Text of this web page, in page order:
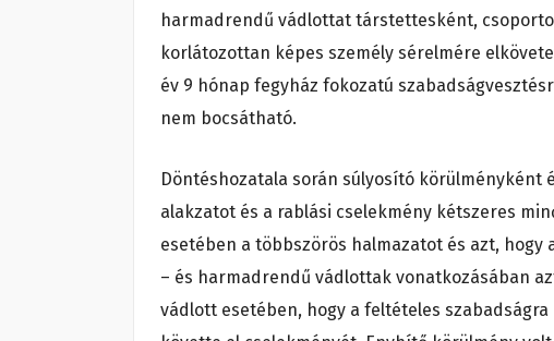
harmadrendű vádlottat társtettesként,
korlátozottan képes személy sérelmére
év 9 hónap fegyház fokozatú
nem bocsátható.
Döntéshozatala során súlyosító
alakzatot és a rablási cselekmény kétszeres
esetében a többszörös halmazatot és azt,
– és harmadrendű vádlottak vonatkozásában
vádlott esetében, hogy a feltételes